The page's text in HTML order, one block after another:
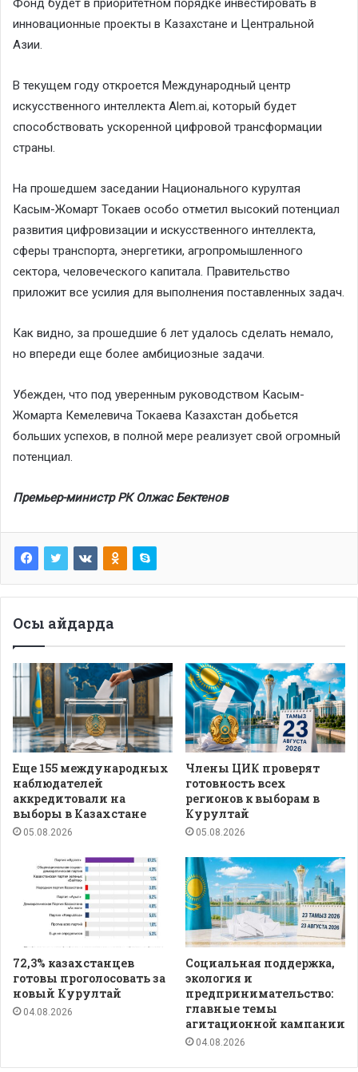
Фонд будет в приоритетном порядке инвестировать в
инновационные проекты в Казахстане и Центральной
Азии.
В текущем году откроется Международный центр
искусственного интеллекта Alem.ai, который будет
способствовать ускоренной цифровой трансформации
страны.
На прошедшем заседании Национального курултая
Касым-Жомарт Токаев особо отметил высокий потенциал
развития цифровизации и искусственного интеллекта,
сферы транспорта, энергетики, агропромышленного
сектора, человеческого капитала. Правительство
приложит все усилия для выполнения поставленных задач.
Как видно, за прошедшие 6 лет удалось сделать немало,
но впереди еще более амбициозные задачи.
Убежден, что под уверенным руководством Касым-
Жомарта Кемелевича Токаева Казахстан добьется
больших успехов, в полной мере реализует свой огромный
потенциал.
Премьер-министр РК Олжас Бектенов
Осы айдарда
Еще 155 международных
наблюдателей
аккредитовали на
выборы в Казахстане
05.08.2026
Члены ЦИК проверят
готовность всех
регионов к выборам в
Курултай
05.08.2026
72,3% казахстанцев
готовы проголосовать за
новый Курултай
04.08.2026
Социальная поддержка,
экология и
предпринимательство:
главные темы
агитационной кампании
04.08.2026